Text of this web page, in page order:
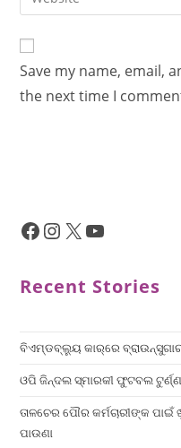
Save my name, email,
the next time I
Recent Stories
ବିଏମ୍‌ଡବ୍ଲ୍ୟୁ କାର୍‌ରେ
ଓପି ଜିନ୍ଦଲ ସ୍ମାରକୀ ଫୁଟବଲ
ତାଳଚେର ପୌର କର୍ମଚାରୀଙ୍କ
ପାଉଣା